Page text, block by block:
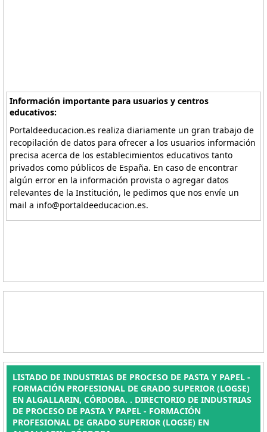
Información importante para usuarios y centros
educativos:
Portaldeeducacion.es realiza diariamente un gran trabajo de
recopilación de datos para ofrecer a los usuarios información
precisa acerca de los establecimientos educativos tanto
privados como públicos de España. En caso de encontrar
algún error en la información provista o agregar datos
relevantes de la Institución, le pedimos que nos envíe un
mail a info@portaldeeducacion.es.
LISTADO DE INDUSTRIAS DE PROCESO DE PASTA Y PAPEL -
FORMACIÓN PROFESIONAL DE GRADO SUPERIOR (LOGSE)
EN ALGALLARIN, CÓRDOBA. . DIRECTORIO DE INDUSTRIAS
DE PROCESO DE PASTA Y PAPEL - FORMACIÓN
PROFESIONAL DE GRADO SUPERIOR (LOGSE) EN